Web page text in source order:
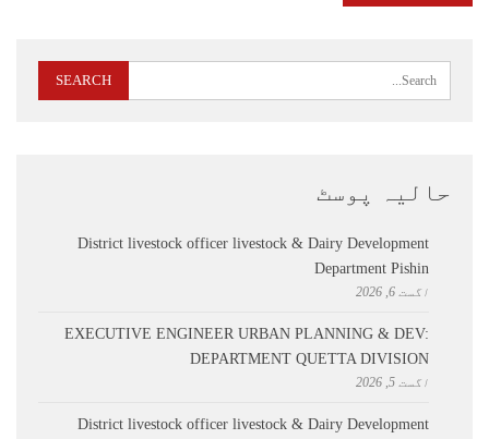
حالیہ پوسٹ
District livestock officer livestock & Dairy Development
Department Pishin
اگست 6, 2026
EXECUTIVE ENGINEER URBAN PLANNING & DEV:
DEPARTMENT QUETTA DIVISION
اگست 5, 2026
District livestock officer livestock & Dairy Development